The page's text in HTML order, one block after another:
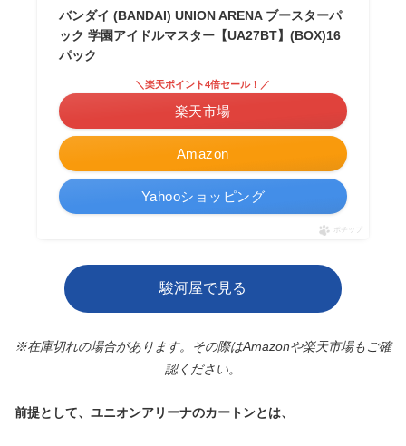
バンダイ (BANDAI) UNION ARENA ブースターパ
ック 学園アイドルマスター【UA27BT】(BOX)16
パック
Amazon
＼楽天ポイント4倍セール！／
楽天市場
Yahooショッピング
ポチップ
駿河屋で見る
※在庫切れの場合があります。その際はAmazonや楽天市場もご確
認ください。
前提として、ユニオンアリーナのカートンとは、